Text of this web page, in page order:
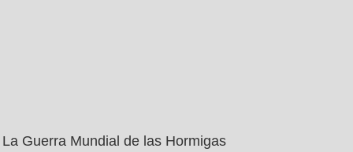
La Guerra Mundial de las Hormigas